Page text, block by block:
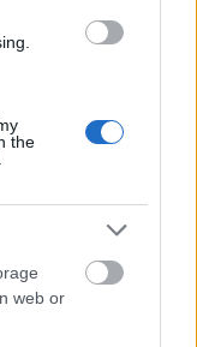
the
web or
amely vibráló,
lehetővé
szabott